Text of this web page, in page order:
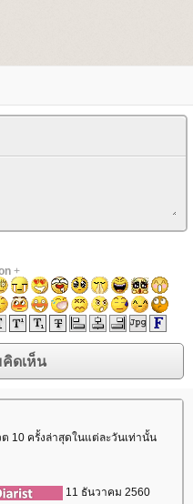
+
10 ครั้งล่าสุดในแต่ละวันเท่านั้น
11 ธันวาคม 2560